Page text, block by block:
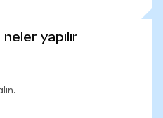
yapılır